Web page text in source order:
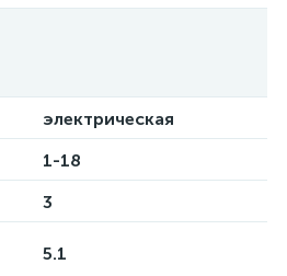
электрическая
1-18
3
5.1